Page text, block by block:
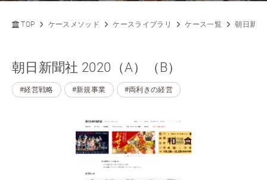
TOP ケースメソッド ケースライブラリ ケース一覧 朝日新聞
朝日新聞社 2020（A）（B）
#経営戦略 #新規事業 #両利きの経営